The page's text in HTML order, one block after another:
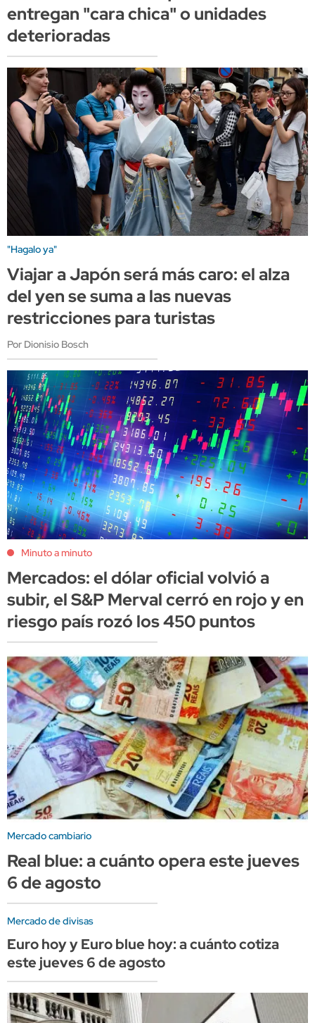
entregan "cara chica" o unidades
deterioradas
"Hagalo ya"
Viajar a Japón será más caro: el alza
del yen se suma a las nuevas
restricciones para turistas
Por Dionisio Bosch
Minuto a minuto
Mercados: el dólar oficial volvió a
subir, el S&P Merval cerró en rojo y en
riesgo país rozó los 450 puntos
Mercado cambiario
Real blue: a cuánto opera este jueves
6 de agosto
Mercado de divisas
Euro hoy y Euro blue hoy: a cuánto cotiza
este jueves 6 de agosto